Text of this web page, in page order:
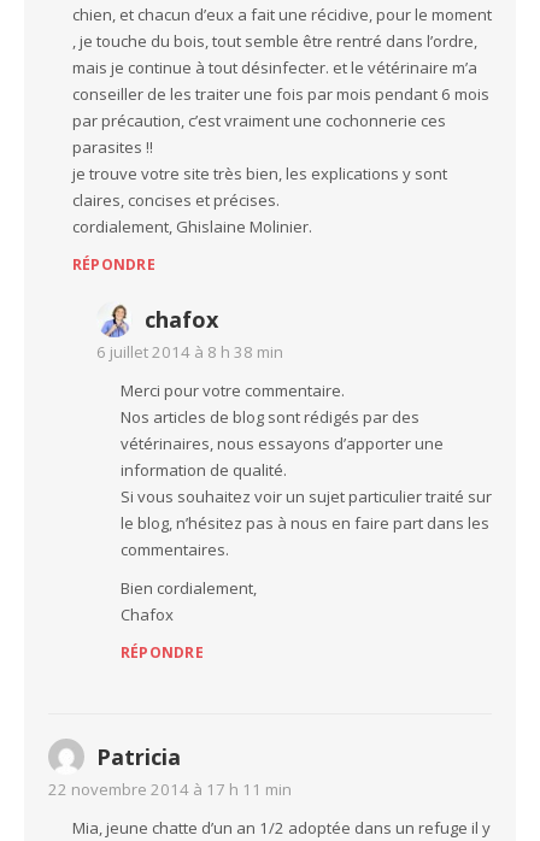
chien, et chacun d’eux a fait une récidive, pour le moment
, je touche du bois, tout semble être rentré dans l’ordre,
mais je continue à tout désinfecter. et le vétérinaire m’a
conseiller de les traiter une fois par mois pendant 6 mois
par précaution, c’est vraiment une cochonnerie ces
parasites !!
je trouve votre site très bien, les explications y sont
claires, concises et précises.
cordialement, Ghislaine Molinier.
RÉPONDRE
chafox
6 juillet 2014 à 8 h 38 min
Merci pour votre commentaire.
Nos articles de blog sont rédigés par des
vétérinaires, nous essayons d’apporter une
information de qualité.
Si vous souhaitez voir un sujet particulier traité sur
le blog, n’hésitez pas à nous en faire part dans les
commentaires.
Bien cordialement,
Chafox
RÉPONDRE
Patricia
22 novembre 2014 à 17 h 11 min
Mia, jeune chatte d’un an 1/2 adoptée dans un refuge il y